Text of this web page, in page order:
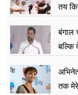
तय
बंगाल
बल्कि
तक मेरे